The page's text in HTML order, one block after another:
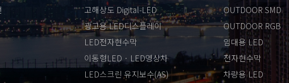
고해상도 Digital-LED
광고용 LED디스플레이
LED전자현수막
이동형LED · LED영상차
LED스크린 유지보수(AS)
OUTDOOR SMD
OUTDOOR RGB
임대용 LED
전자현수막
차량용 LED